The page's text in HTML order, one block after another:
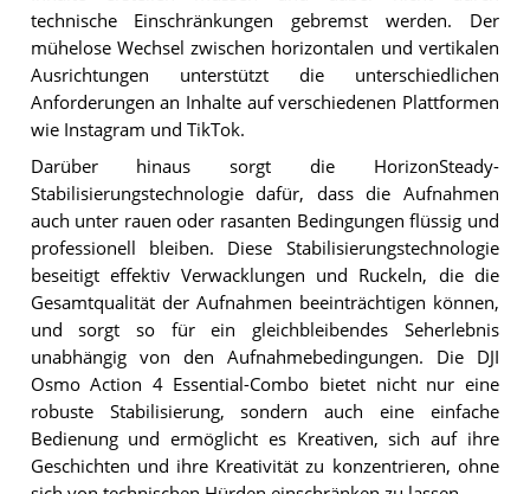
technische Einschränkungen gebremst werden. Der
mühelose Wechsel zwischen horizontalen und vertikalen
Ausrichtungen unterstützt die unterschiedlichen
Anforderungen an Inhalte auf verschiedenen Plattformen
wie Instagram und TikTok.
Darüber hinaus sorgt die HorizonSteady-
Stabilisierungstechnologie dafür, dass die Aufnahmen
auch unter rauen oder rasanten Bedingungen flüssig und
professionell bleiben. Diese Stabilisierungstechnologie
beseitigt effektiv Verwacklungen und Ruckeln, die die
Gesamtqualität der Aufnahmen beeinträchtigen können,
und sorgt so für ein gleichbleibendes Seherlebnis
unabhängig von den Aufnahmebedingungen. Die DJI
Osmo Action 4 Essential-Combo bietet nicht nur eine
robuste Stabilisierung, sondern auch eine einfache
Bedienung und ermöglicht es Kreativen, sich auf ihre
Geschichten und ihre Kreativität zu konzentrieren, ohne